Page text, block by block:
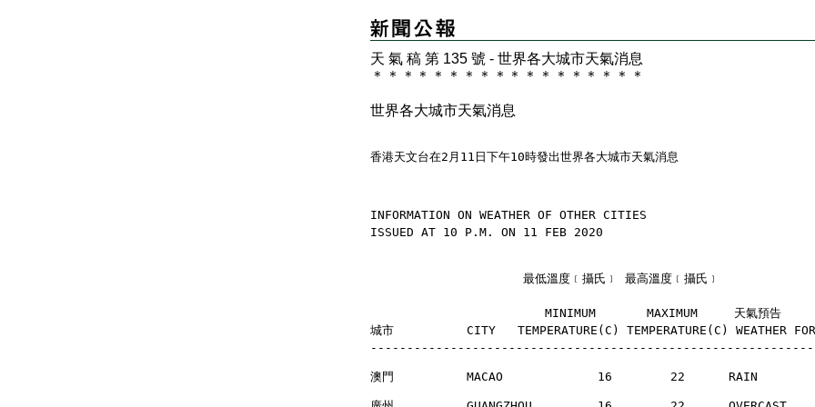
天 氣 稿 第 135 號 - 世界各大城市天氣消息
＊
＊ ＊ ＊ ＊ ＊ ＊ ＊ ＊ ＊ ＊ ＊ ＊ ＊ ＊ ＊ ＊ ＊
世界各大城市天氣消息
香港天文台在2月11日下午10時發出世界各大城市天氣消息
INFORMATION ON WEATHER OF OTHER CITIES
ISSUED AT 10 P.M. ON 11 FEB 2020
                     最低溫度﹝攝氏﹞ 最高溫度﹝攝氏﹞
                        MINIMUM       MAXIMUM     天氣預告
城市          CITY   TEMPERATURE(C) TEMPERATURE(C) WEATHER
澳門          MACAO             16        22      RAIN